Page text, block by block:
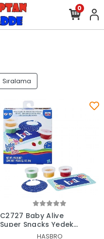
0
Sıralama
Sepete Ekle
C2727 Baby Alive
Super Snacks Yedek
Mama Paketi +3 yaş
HASBRO